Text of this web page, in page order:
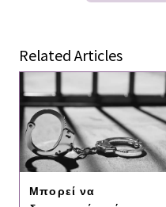
Related Articles
Μπορεί να